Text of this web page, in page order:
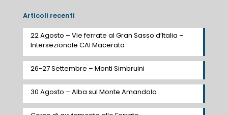
Articoli recenti
22 Agosto – Vie ferrate al Gran Sasso d’Italia –
Intersezionale CAI Macerata
26-27 Settembre – Monti Simbruini
30 Agosto – Alba sul Monte Amandola